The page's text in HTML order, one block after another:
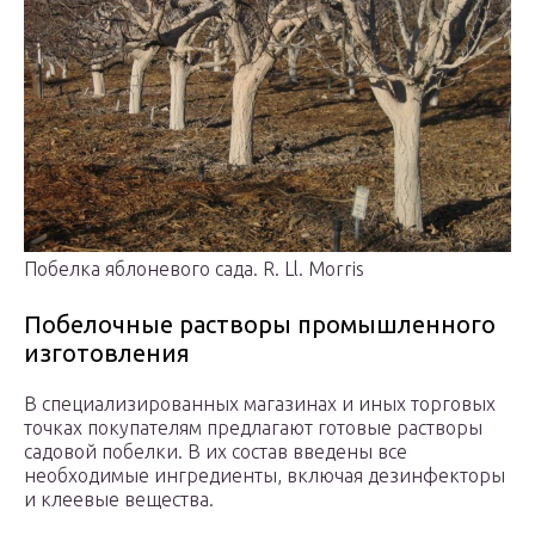
Побелка яблоневого сада. R. Ll. Morris
Побелочные растворы промышленного
изготовления
В специализированных магазинах и иных торговых
точках покупателям предлагают готовые растворы
садовой побелки. В их состав введены все
необходимые ингредиенты, включая дезинфекторы
и клеевые вещества.